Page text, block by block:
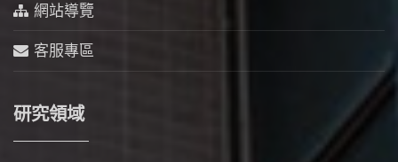
網站導覽
客服專區
研究領域